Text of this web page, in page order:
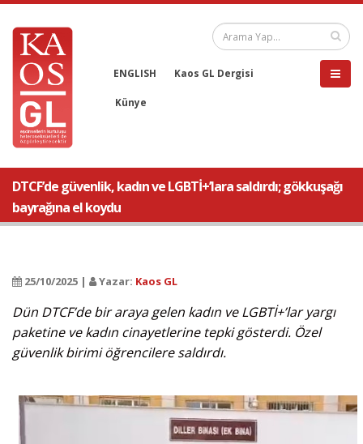
ENGLISH Kaos GL Dergisi
Künye
DTCF’de güvenlik, kadın ve LGBTİ+’lara saldırdı; gökkuşağı
bayrağına el koydu
25/10/2025 | Yazar: Kaos GL
Dün DTCF’de bir araya gelen kadın ve LGBTİ+’lar yargı
paketine ve kadın cinayetlerine tepki gösterdi. Özel
güvenlik birimi öğrencilere saldırdı.